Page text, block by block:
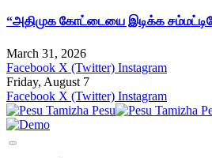
“அதிமுக கோட்டையை இடிக்க
March 31, 2026
Facebook X (Twitter) Instagram
Friday, August 7
Facebook X (Twitter) Instagram